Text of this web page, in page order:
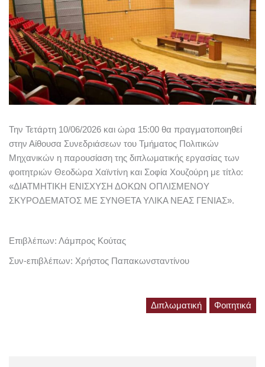
Την Τετάρτη 10/06/2026 και ώρα 15:00 θα πραγματοποιηθεί
στην Αίθουσα Συνεδριάσεων του Τμήματος Πολιτικών
Μηχανικών η παρουσίαση της διπλωματικής εργασίας των
φοιτητριών Θεοδώρα Χαϊντίνη και Σοφία Χουζούρη με τίτλο:
«ΔΙΑΤΜΗΤΙΚΗ ΕΝΙΣΧΥΣΗ ΔΟΚΩΝ ΟΠΛΙΣΜΕΝΟΥ
ΣΚΥΡΟΔΕΜΑΤΟΣ ΜΕ ΣΥΝΘΕΤΑ ΥΛΙΚΑ ΝΕΑΣ ΓΕΝΙΑΣ».
Επιβλέπων: Λάμπρος Κούτας
Συν-επιβλέπων: Χρήστος Παπακωνσταντίνου
Διπλωματική Φοιτητικά